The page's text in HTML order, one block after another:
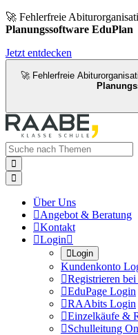
🚀 Fehlerfreie
Planungssoftware EduPlan
Jetzt entdecken
🚀 Fehlerfreie


Über Uns
Angebot & Beratung
Kontakt
Login
Login
Kundenkonto
Registrieren
EduPage Login
RAAbits Login
Einzelkäufe &
Schulleitung